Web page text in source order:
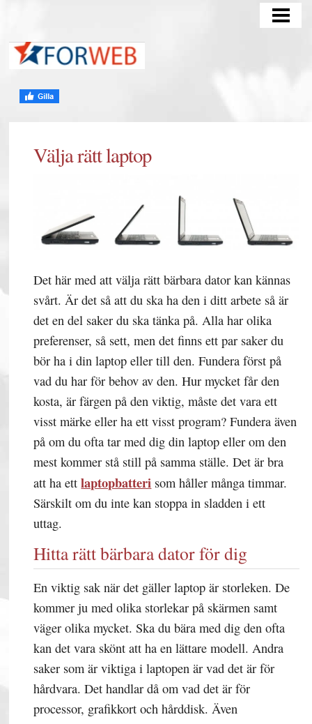
Välja rätt laptop
Det här med att välja rätt bärbara dator kan kännas
svårt. Är det så att du ska ha den i ditt arbete så är
det en del saker du ska tänka på. Alla har olika
preferenser, så sett, men det finns ett par saker du
bör ha i din laptop eller till den. Fundera först på
vad du har för behov av den. Hur mycket får den
kosta, är färgen på den viktig, måste det vara ett
visst märke eller ha ett visst program? Fundera även
på om du ofta tar med dig din laptop eller om den
mest kommer stå still på samma ställe. Det är bra
att ha ettlaptopbatteri som håller många timmar.
Särskilt om du inte kan stoppa in sladden i ett
uttag.
Hitta rätt bärbara dator för dig
En viktig sak när det gäller laptop är storleken. De
kommer ju med olika storlekar på skärmen samt
väger olika mycket. Ska du bära med dig den ofta
kan det vara skönt att ha en lättare modell. Andra
saker som är viktiga i laptopen är vad det är för
hårdvara. Det handlar då om vad det är för
processor, grafikkort och hårddisk. Även